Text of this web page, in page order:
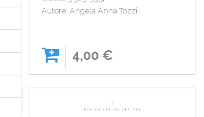
Autore: Angela Anna Tozzi
4,00 €